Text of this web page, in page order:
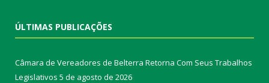
ÚLTIMAS PUBLICAÇÕES
Câmara de Vereadores de Belterra Retorna Com Seus Trabalhos
Legislativos 5 de agosto de 2026